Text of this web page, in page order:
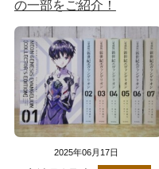
の一部をご紹介！
2025年06月17日